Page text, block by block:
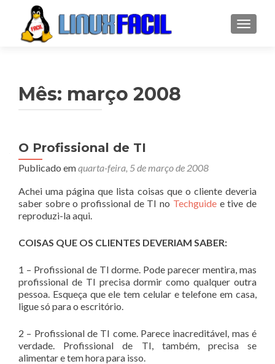
Mês: março 2008
O Profissional de TI
Publicado emquarta-feira, 5 de março de 2008
Achei uma página que lista coisas que o cliente deveria
saber sobre o profissional de TI no Techguide e tive de
reproduzi-la aqui.
COISAS QUE OS CLIENTES DEVERIAM SABER:
1 – Profissional de TI dorme. Pode parecer mentira, mas
profissional de TI precisa dormir como qualquer outra
pessoa. Esqueça que ele tem celular e telefone em casa,
ligue só para o escritório.
2 – Profissional de TI come. Parece inacreditável, mas é
verdade. Profissional de TI, também, precisa se
alimentar e tem hora para isso.